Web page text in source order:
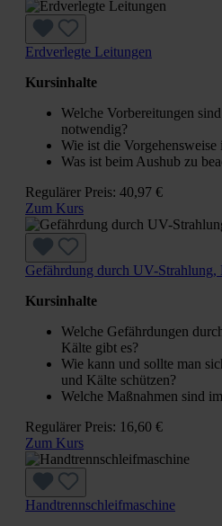
Erdverlegte Leitungen
Kursinhalte
Welche Vorbereitungen
notwendig?
Wie ist die Vorgehensweise
Was ist beim Aushub zu
Regulärer Preis: 40,97 €
Zum Kurs
Gefährdung durch UV-
Kursinhalte
Welche Gefährdungen
Kälte gibt es?
Wie kann und sollte man
und Kälte schützen?
Welche Maßnahmen sind
Regulärer Preis: 16,60 €
Zum Kurs
Handtrennschleifmaschine